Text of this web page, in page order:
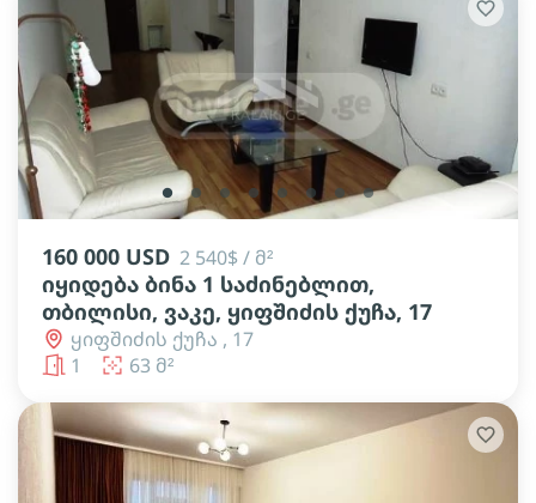
lens lens lens lens lens lens lens lens
160 000 USD 2 540$ / მ²
იყიდება ბინა 1 საძინებლით,
თბილისი, ვაკე, ყიფშიძის ქუჩა, 17
ყიფშიძის ქუჩა , 17
1
63 მ²